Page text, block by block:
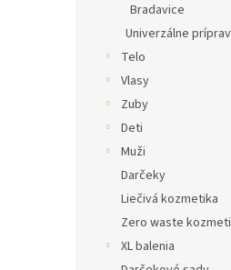
Bradavice
Univerzálne
Telo
Vlasy
Zuby
Deti
Muži
Darčeky
Liečivá kozmetika
Zero waste
XL balenia